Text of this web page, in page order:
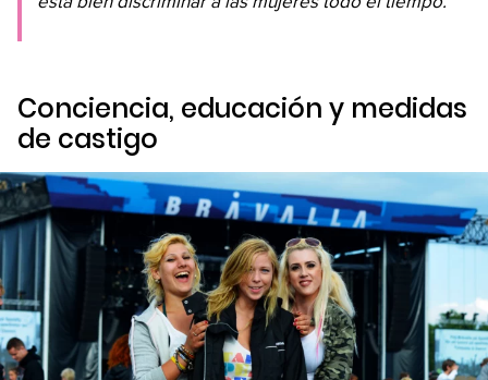
Conciencia, educación y medidas
de castigo